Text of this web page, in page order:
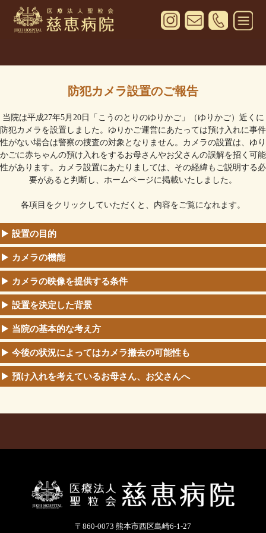
防犯カメラ設置のご報告
当院は平成27年5月20日「こうのとりのゆりかご」（ゆりかご）近くに
防犯カメラを設置しました。ゆりかご運営にあたっては預け入れに事件
性がない場合は警察の捜査の対象となりません。カメラの設置は、ゆり
かごに赤ちゃんの預け入れをするお母さんやお父さんの誤解を招く可能
性があります。カメラ設置にあたりましては、その経緯もご説明する必
要があると判断し、ホームページに掲載いたしました。
各項目をクリックしていただくと、内容をご覧になれます。
設置の目的
カメラの機能
カメラの映像を提供する条件
設置を決定した背景
当院の基本的な考え方
今後の状況によってはカメラ撤去の可能性も
預け入れを考えているお母さん、お父さんへ
〒860-0073 熊本市西区島崎6-1-27